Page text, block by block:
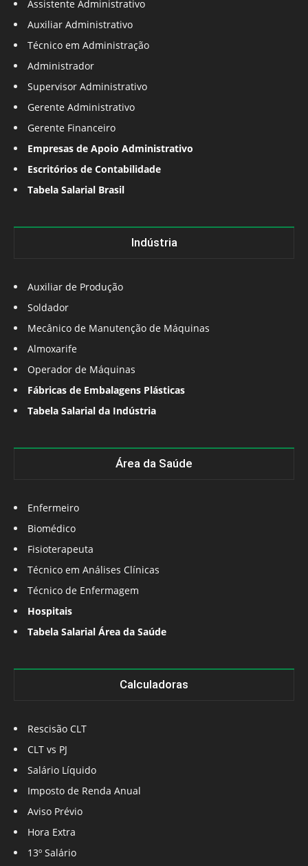
Assistente Administrativo
Auxiliar Administrativo
Técnico em Administração
Administrador
Supervisor Administrativo
Gerente Administrativo
Gerente Financeiro
Empresas de Apoio Administrativo
Escritórios de Contabilidade
Tabela Salarial Brasil
Indústria
Auxiliar de Produção
Soldador
Mecânico de Manutenção de Máquinas
Almoxarife
Operador de Máquinas
Fábricas de Embalagens Plásticas
Tabela Salarial da Indústria
Área da Saúde
Enfermeiro
Biomédico
Fisioterapeuta
Técnico em Análises Clínicas
Técnico de Enfermagem
Hospitais
Tabela Salarial Área da Saúde
Calculadoras
Rescisão CLT
CLT vs PJ
Salário Líquido
Imposto de Renda Anual
Aviso Prévio
Hora Extra
13º Salário